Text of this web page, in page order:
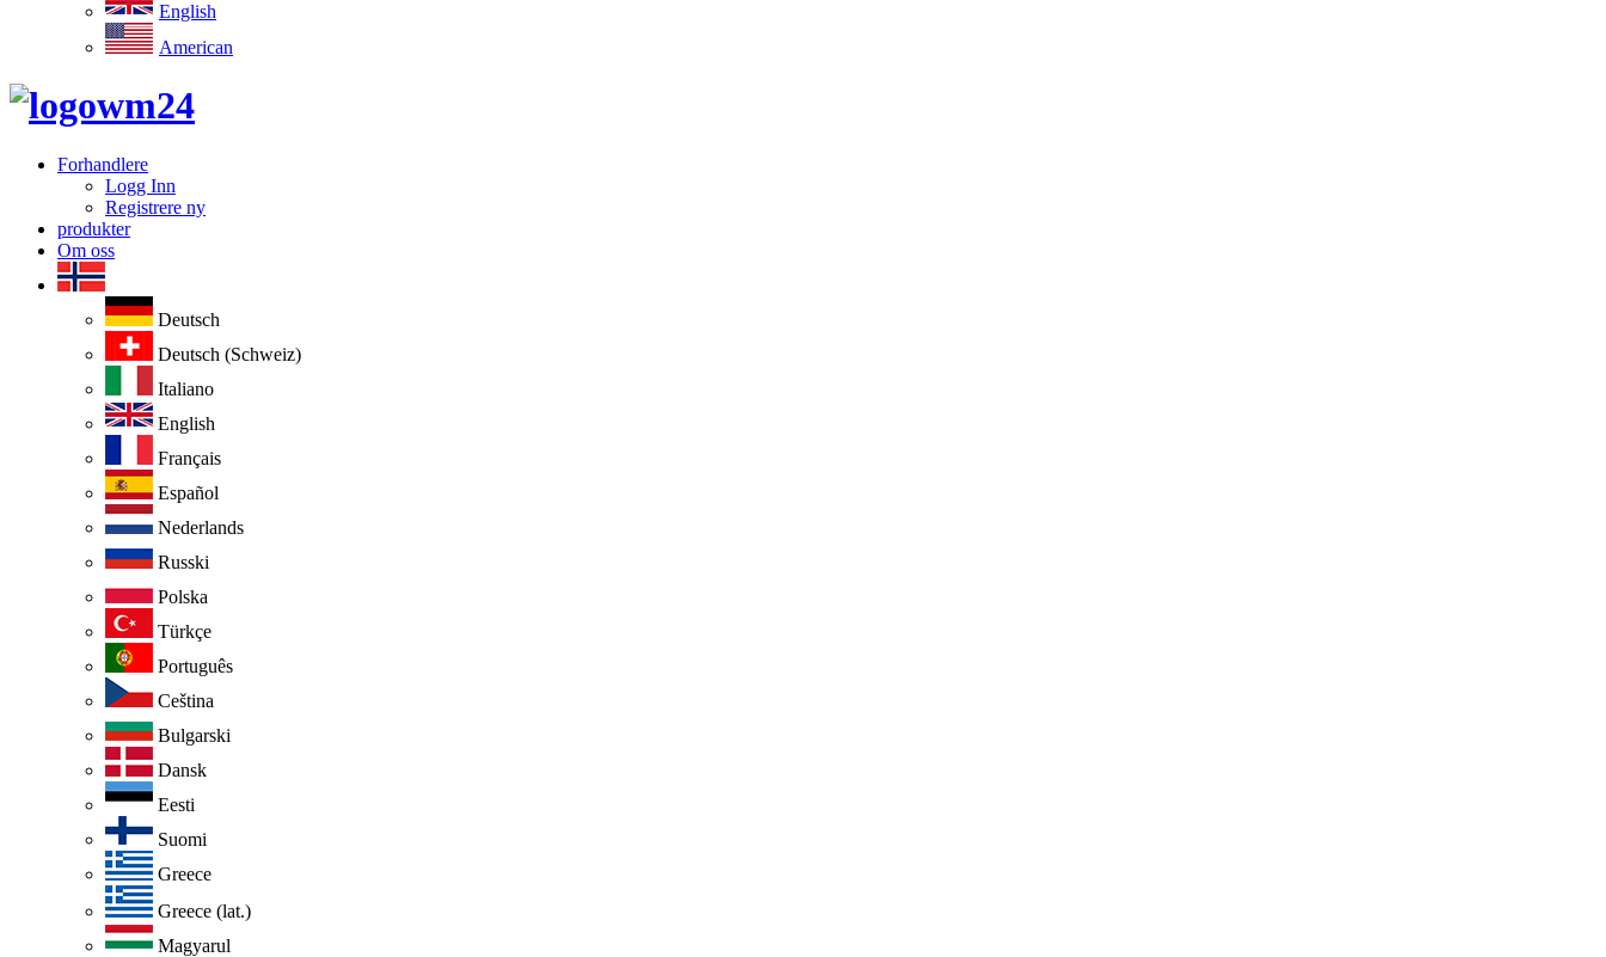
English
American
Forhandlere
Logg Inn
Registrere ny
produkter
Om oss
Deutsch
Deutsch (Schweiz)
Italiano
English
Français
Español
Nederlands
Russki
Polska
Türkçe
Português
Ceština
Bulgarski
Dansk
Eesti
Suomi
Greece
Greece (lat.)
Magyarul